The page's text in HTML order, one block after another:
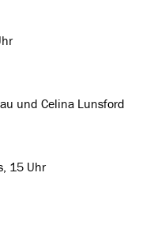
und Celina Lunsford
15 Uhr